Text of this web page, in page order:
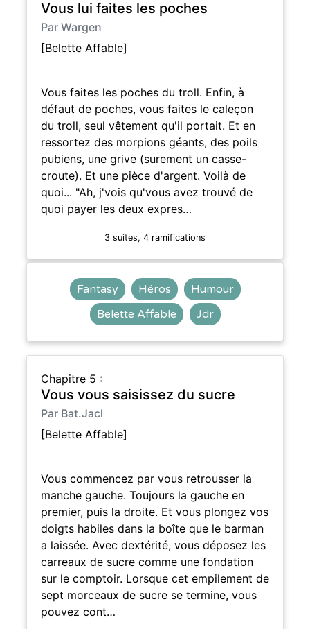
Vous lui faites les poches
Par Wargen
[Belette Affable]
Vous faites les poches du troll. Enfin, à
défaut de poches, vous faites le caleçon
du troll, seul vêtement qu'il portait. Et en
ressortez des morpions géants, des poils
pubiens, une grive (surement un casse-
croute). Et une pièce d'argent. Voilà de
quoi... "Ah, j'vois qu'vous avez trouvé de
quoi payer les deux expres…
3 suites, 4 ramifications
Fantasy Héros
Humour
Belette Affable
Jdr
Chapitre 5 :
Vous vous saisissez du sucre
Par Bat.Jacl
[Belette Affable]
Vous commencez par vous retrousser la
manche gauche. Toujours la gauche en
premier, puis la droite. Et vous plongez vos
doigts habiles dans la boîte que le barman
a laissée. Avec dextérité, vous déposez les
carreaux de sucre comme une fondation
sur le comptoir. Lorsque cet empilement de
sept morceaux de sucre se termine, vous
pouvez cont…